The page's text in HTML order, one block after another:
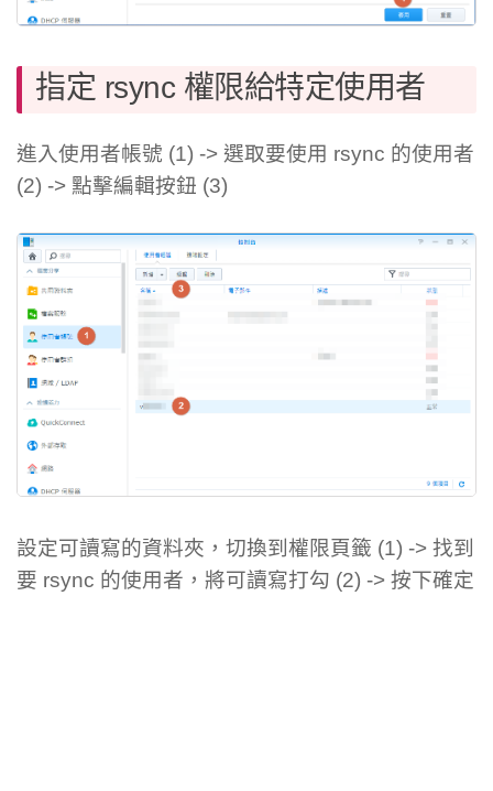
指定 rsync 權限給特定使用者
進入使用者帳號 (1) -> 選取要使用 rsync 的使用者
(2) -> 點擊編輯按鈕 (3)
設定可讀寫的資料夾，切換到權限頁籤 (1) -> 找到
要 rsync 的使用者，將可讀寫打勾 (2) -> 按下確定